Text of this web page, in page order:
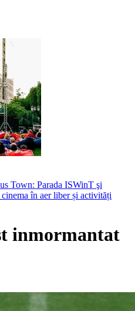
Town: Parada ISWinT şi
în aer liber și activități
inmormantat